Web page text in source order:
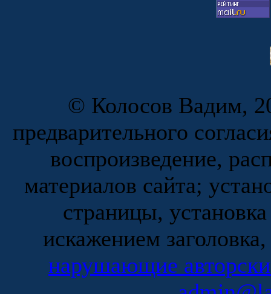
© Колосов Вадим,
предварительного
воспроизведение,
материалов сайта;
страницы,
искажением
нарушающие